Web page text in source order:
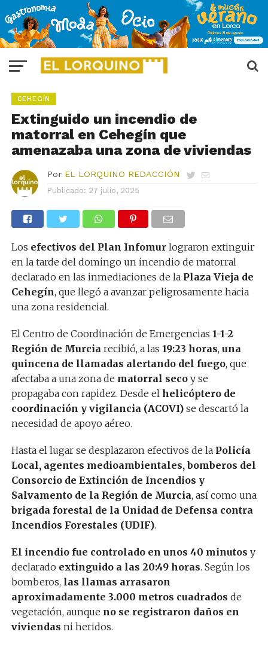
CEHEGÍN
Extinguido un incendio de
matorral en Cehegín que
amenazaba una zona de viviendas
Por EL LORQUINO REDACCIÓN
Publicado: 27 julio, 2025
Los efectivos del Plan Infomurlograron extinguir
en la tarde del domingo un incendio de matorral
declarado en las inmediaciones de la Plaza Vieja de
Cehegín, que llegó a avanzar peligrosamente hacia
una zona residencial.
El Centro de Coordinación de Emergencias 1-1-2
Región de Murciarecibió, a las 19:23 horas, una
quincena de llamadas alertando del fuego, que
afectaba a una zona de matorral secoy se
propagaba con rapidez. Desde el helicóptero de
coordinación y vigilancia (ACOVI)se descartó la
necesidad de apoyo aéreo.
Hasta el lugar se desplazaron efectivos de la Policía
Local, agentes medioambientales, bomberos del
Consorcio de Extinción de Incendios y
Salvamento de la Región de Murcia, así como una
brigada forestal de la Unidad de Defensa contra
Incendios Forestales (UDIF).
El incendio fue controlado en unos 40 minutos y
declarado extinguido a las 20:49 horas. Según los
bomberos, las llamas arrasaron
aproximadamente 3.000 metros cuadrados de
vegetación, aunque no se registraron daños en
viviendas ni heridos.